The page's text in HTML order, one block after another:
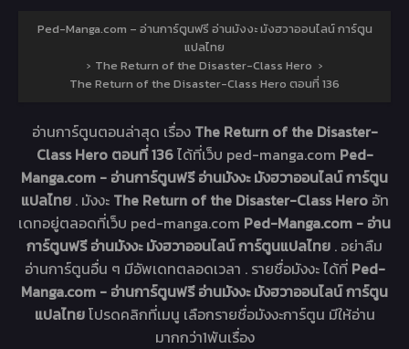
Ped-Manga.com – อ่านการ์ตูนฟรี อ่านมังงะ มังฮวาออนไลน์ การ์ตูน
แปลไทย
› The Return of the Disaster-Class Hero ›
The Return of the Disaster-Class Hero ตอนที่ 136
อ่านการ์ตูนตอนล่าสุด เรื่อง The Return of the Disaster-
Class Hero ตอนที่ 136ได้ที่เว็บ ped-manga.com Ped-
Manga.com - อ่านการ์ตูนฟรี อ่านมังงะ มังฮวาออนไลน์ การ์ตูน
แปลไทย . มังงะ The Return of the Disaster-Class Hero อัท
เดทอยู่ตลอดที่เว็บ ped-manga.com Ped-Manga.com - อ่าน
การ์ตูนฟรี อ่านมังงะ มังฮวาออนไลน์ การ์ตูนแปลไทย . อย่าลืม
อ่านการ์ตูนอื่น ๆ มีอัพเดทตลอดเวลา . รายชื่อมังงะ ได้ที่ Ped-
Manga.com - อ่านการ์ตูนฟรี อ่านมังงะ มังฮวาออนไลน์ การ์ตูน
แปลไทยโปรดคลิกที่เมนู เลือกรายชื่อมังงะการ์ตูน มีให้อ่าน
มากกว่า1พันเรื่อง